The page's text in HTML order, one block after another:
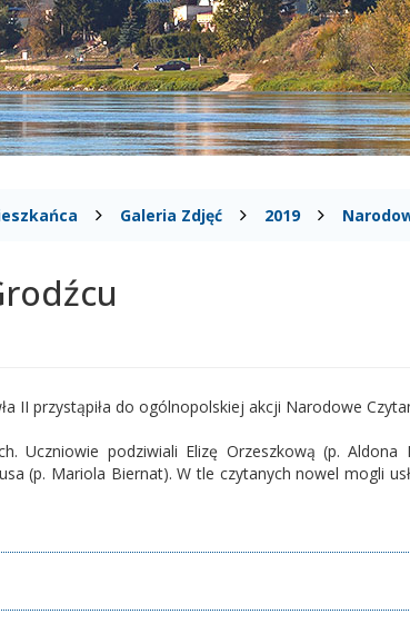
Galeria Zdjęć 2019
II przystąpiła do ogólnopolskiej akcji Narodowe
Uczniowie podziwiali Elizę Orzeszkową (p.
(p. Mariola Biernat). W tle czytanych nowel mogli